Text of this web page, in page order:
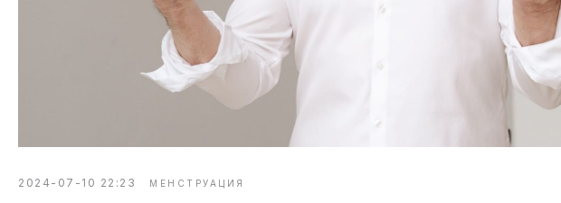
2024-07-10 22:23 МЕНСТРУАЦИЯ